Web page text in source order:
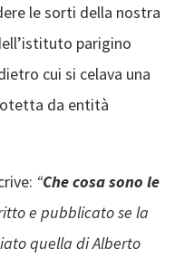
le sorti della nostra
parigino
cui si celava una
da entità
“Che cosa sono le
e pubblicato se la
quella di Alberto